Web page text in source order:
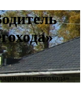
и снегохода»